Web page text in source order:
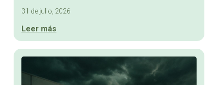
31 de julio, 2026
Leer más